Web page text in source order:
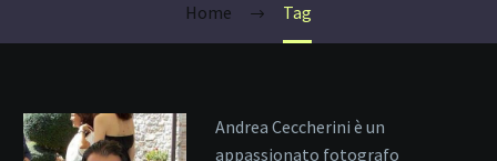
Home Tag
Andrea Ceccherini è un
appassionato fotografo